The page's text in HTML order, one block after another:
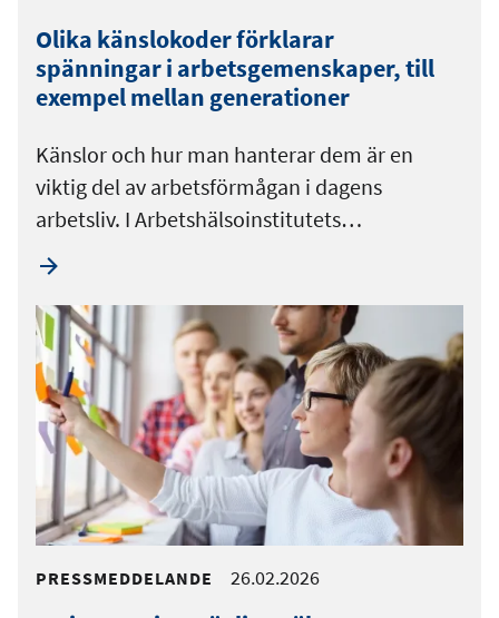
Olika känslokoder förklarar
spänningar i arbetsgemenskaper, till
exempel mellan generationer
Känslor och hur man hanterar dem är en
viktig del av arbetsförmågan i dagens
arbetsliv. I Arbetshälsoinstitutets…
PRESSMEDDELANDE 26.02.2026